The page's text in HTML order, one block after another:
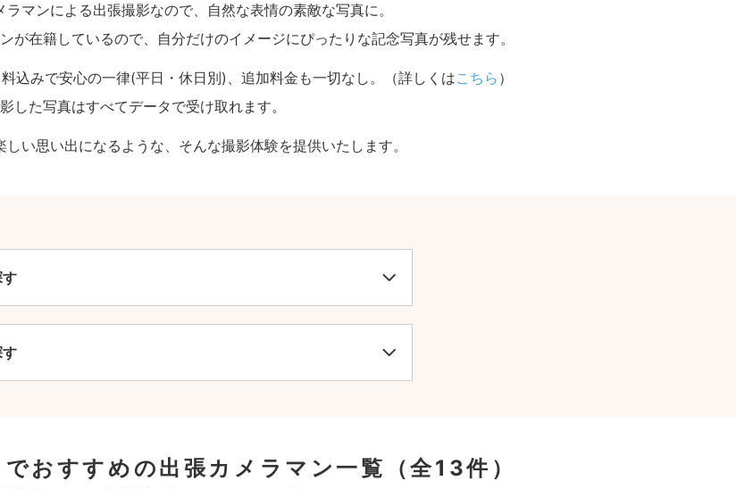
マンによる出張撮影なので、自然な表情の素敵な写真に。
が在籍しているので、自分だけのイメージにぴったりな記念写真が残せます。
込みで安心の一律(平日・休日別)、追加料金も一切なし。（詳しくはこちら ）
した写真はすべてデータで受け取れます。
い思い出になるような、そんな撮影体験を提供いたします。
おすすめの出張カメラマン一覧 （全13件）